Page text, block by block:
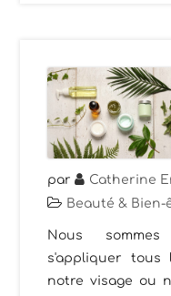
par Catherine
Beauté & Bien-
Nous
s'appliquer
notre visage ou